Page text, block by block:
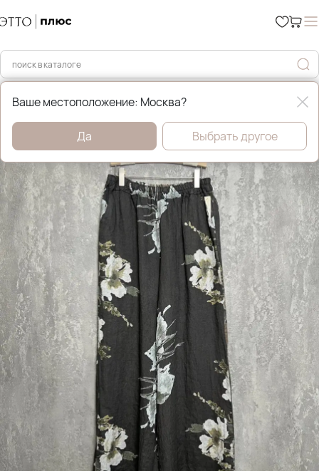
Главная Брюки и джинсы
Ваше местоположение: Москва?
Да Выбрать другое